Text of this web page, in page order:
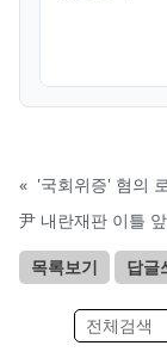
« '국회위증' 혐의
尹 내란재판 이틀
목록보기 답글